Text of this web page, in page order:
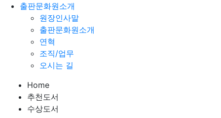
출판문화원소개
원장인사말
출판문화원소개
연혁
조직/업무
오시는 길
Home
추천도서
수상도서